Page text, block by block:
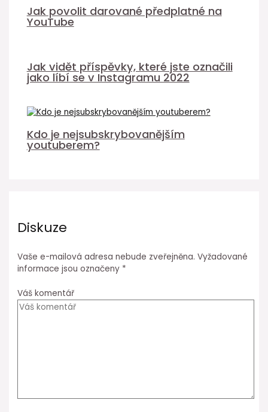
Jak povolit darované předplatné na
YouTube
Jak vidět příspěvky, které jste označili
jako líbí se v Instagramu 2022
Kdo je nejsubskrybovanějším
youtuberem?
Diskuze
Vaše e-mailová adresa nebude zveřejněna. Vyžadované
informace jsou označeny *
Váš komentář